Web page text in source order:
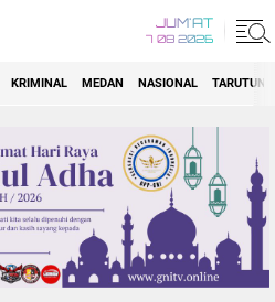
JUM'AT
7 08 2026
KRIMINAL MEDAN NASIONAL TARUTUNG